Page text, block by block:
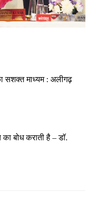
सशक्त माध्यम : अलीगढ़
बोध कराती है – डॉ.